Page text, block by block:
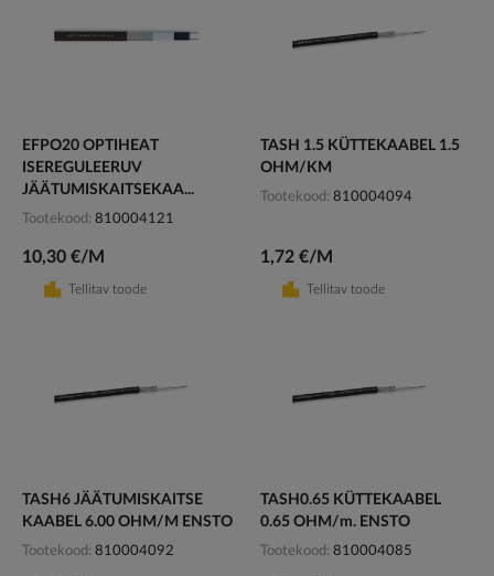
EFPO20 OPTIHEAT
ISEREGULEERUV
JÄÄTUMISKAITSEKAA...
Tootekood 810004121
10,30 €/M
Tellitav toode
TASH 1.5 KÜTTEKAABEL 1.5
OHM/KM
Tootekood 810004094
1,72 €/M
Tellitav toode
TASH6 JÄÄTUMISKAITSE
KAABEL 6.00 OHM/M ENSTO
Tootekood 810004092
TASH0.65 KÜTTEKAABEL
0.65 OHM/m. ENSTO
Tootekood 810004085